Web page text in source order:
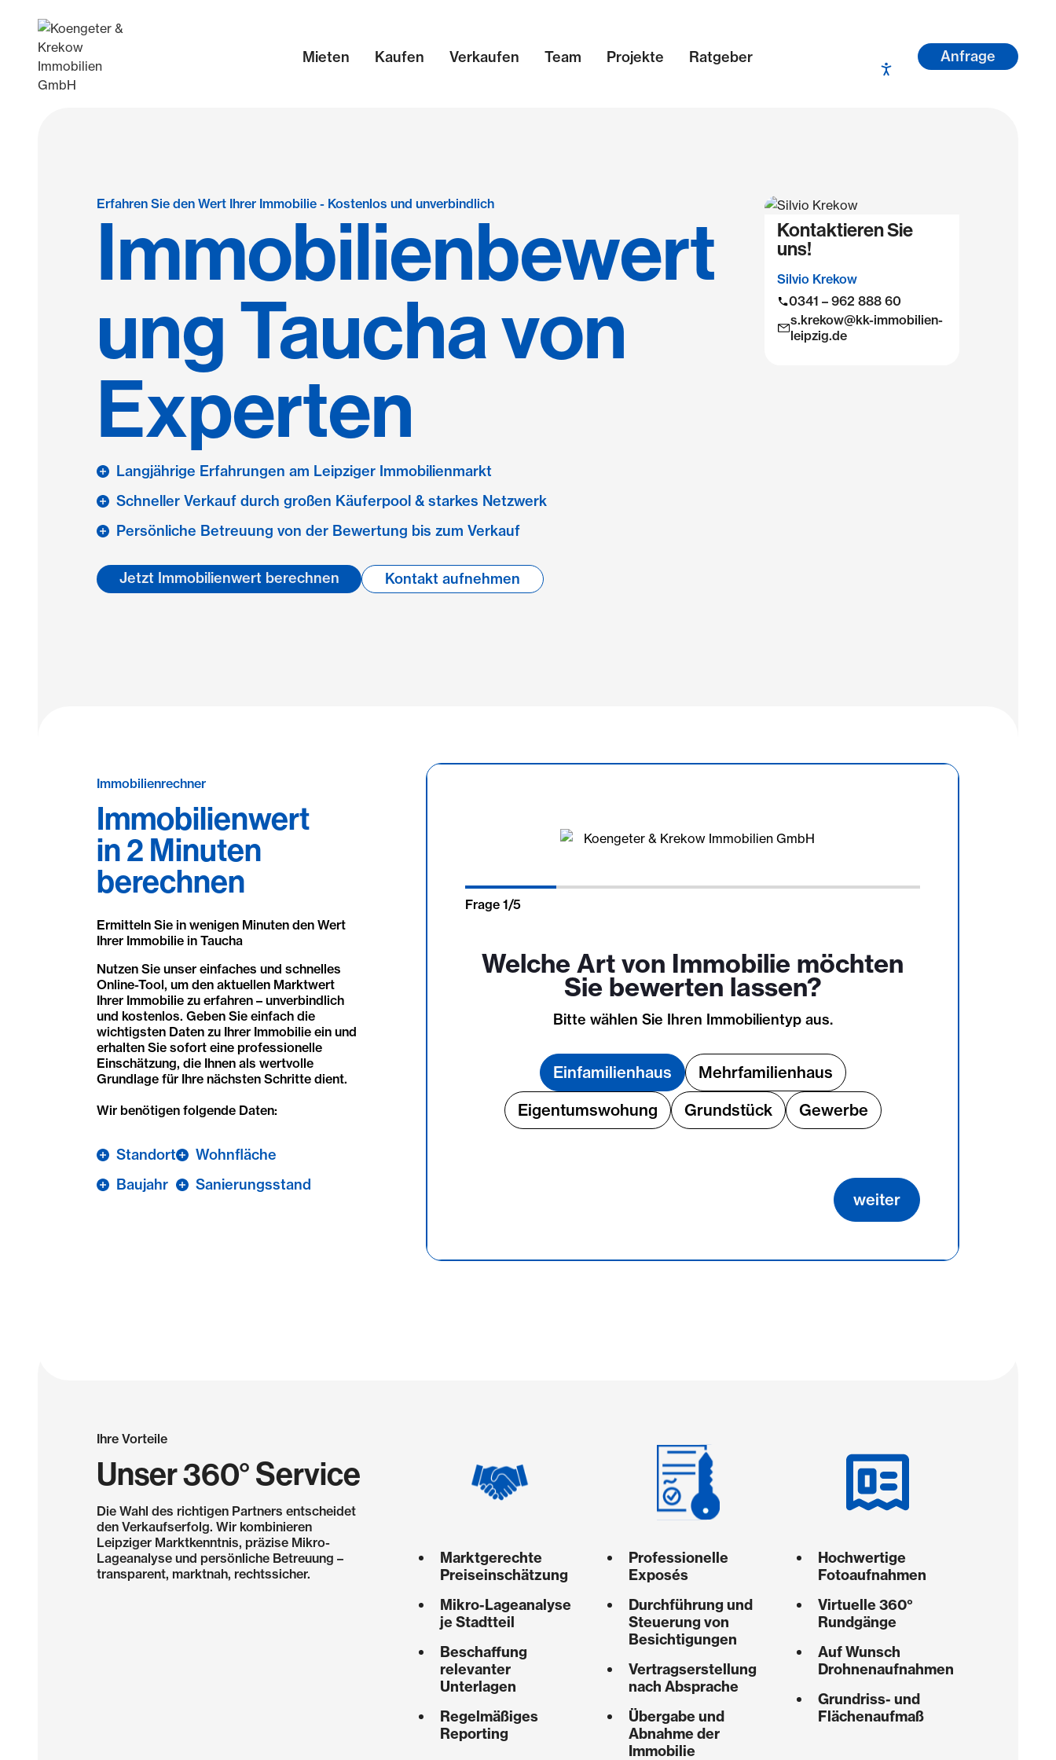
Mieten Kaufen Verkaufen Team Projekte Ratgeber Anfrage
Erfahren Sie den Wert Ihrer Immobilie - Kostenlos und unverbindlich
Immobilienbewert
ung Taucha von
Experten
Langjährige Erfahrungen am Leipziger Immobilienmarkt
Schneller Verkauf durch großen Käuferpool & starkes Netzwerk
Persönliche Betreuung von der Bewertung bis zum Verkauf
Jetzt Immobilienwert berechnen Kontakt aufnehmen
Kontaktieren Sie
uns!
Silvio Krekow
0341 – 962 888 60
s.krekow@kk-immobilien-
leipzig.de
Immobilienrechner
Immobilienwert
in 2 Minuten
berechnen
Ermitteln Sie in wenigen Minuten den Wert
Ihrer Immobilie in Taucha
Nutzen Sie unser einfaches und schnelles
Online-Tool, um den aktuellen Marktwert
Ihrer Immobilie zu erfahren – unverbindlich
und kostenlos. Geben Sie einfach die
wichtigsten Daten zu Ihrer Immobilie ein und
erhalten Sie sofort eine professionelle
Einschätzung, die Ihnen als wertvolle
Grundlage für Ihre nächsten Schritte dient.
Wir benötigen folgende Daten:
Standort
Baujahr
Wohnfläche
Sanierungsstand
Frage1/5
Welche Art von Immobilie möchten
Sie bewerten lassen?
Bitte wählen Sie Ihren Immobilientyp aus.
Einfamilienhaus
Mehrfamilienhaus
Eigentumswohung
Grundstück Gewerbe
weiter
Ihre Vorteile
Unser 360° Service
Die Wahl des richtigen Partners entscheidet
den Verkaufserfolg. Wir kombinieren
Leipziger Marktkenntnis, präzise Mikro-
Lageanalyse und persönliche Betreuung –
transparent, marktnah, rechtssicher.
Marktgerechte
Preiseinschätzung
Mikro-Lageanalyse
je Stadtteil
Beschaffung
relevanter
Unterlagen
Regelmäßiges
Reporting
Professionelle
Exposés
Durchführung und
Steuerung von
Besichtigungen
Vertragserstellung
nach Absprache
Übergabe und
Abnahme der
Immobilie
Hochwertige
Fotoaufnahmen
Virtuelle 360°
Rundgänge
Auf Wunsch
Drohnenaufnahmen
Grundriss- und
Flächenaufmaß